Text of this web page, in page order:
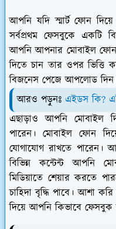
আপনি যদি স্মার্ট ফোন
সর্বপ্রথম ফেসবুকে একটি
আপনি আপনার মোবাইল ফোন
দিতে চান তার ওপর
বিজনেস পেজে আপলোড
আরও পড়ুনঃ এইডস কি?
এছাড়াও আপনি মোবাইল
পারেন। মোবাইল ফোন
যোগাযোগ রাখতে পারেন।
বিভিন্ন কন্টেন্ট আপনি
মিডিয়াতে শেয়ার করতে
চাহিদা বৃদ্ধি পাবে। আশা
দিয়ে আপনি কিভাবে ফেসবুক